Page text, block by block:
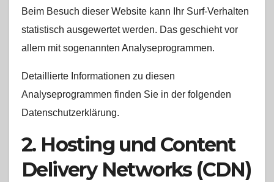
Beim Besuch dieser Website kann Ihr Surf-Verhalten
statistisch ausgewertet werden. Das geschieht vor
allem mit sogenannten Analyseprogrammen.
Detaillierte Informationen zu diesen
Analyseprogrammen finden Sie in der folgenden
Datenschutzerklärung.
2. Hosting und Content
Delivery Networks (CDN)